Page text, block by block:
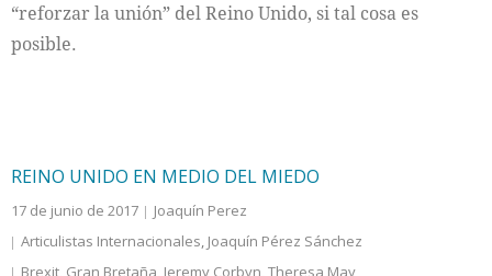
“reforzar la unión” del Reino Unido, si tal cosa es
posible.
REINO UNIDO EN MEDIO DEL MIEDO
17 de junio de 2017
Joaquín Perez
Articulistas Internacionales, Joaquín Pérez Sánchez
Brexit, Gran Bretaña, Jeremy Corbyn,Theresa May